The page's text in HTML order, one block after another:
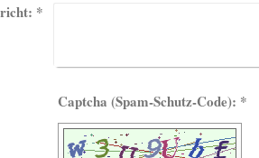
*
Captcha (Spam-Schutz-Code): *